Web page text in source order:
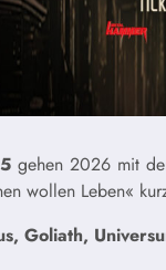
gehen 2026 mit
wollen Leben«
Goliath,